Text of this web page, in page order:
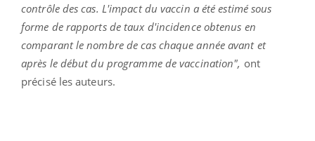
contrôle des cas. L'impact du vaccin a été estimé sous
forme de rapports de taux d'incidence obtenus en
comparant le nombre de cas chaque année avant et
après le début du programme de vaccination", ont
précisé les auteurs.